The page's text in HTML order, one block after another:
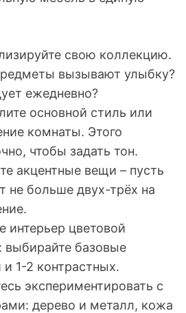
свою коллекцию.
вызывают улыбку?
ежедневно?
основной стиль или
комнаты. Этого
чтобы задать тон.
акцентные вещи – пусть
не больше двух-трёх на
интерьер цветовой
выбирайте базовые
и 1-2 контрастных.
экспериментировать с
дерево и металл, кожа